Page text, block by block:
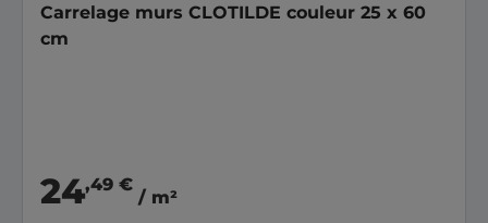
Carrelage murs CLOTILDE couleur 25 x 60
cm
24,49 €
/ m²